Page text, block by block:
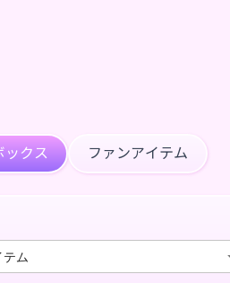
ックス ファンアイテム
ム